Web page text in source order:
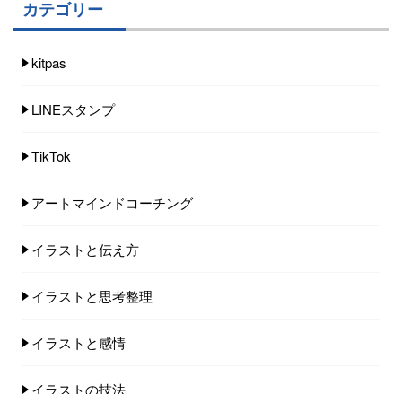
カテゴリー
kitpas
LINEスタンプ
TikTok
アートマインドコーチング
イラストと伝え方
イラストと思考整理
イラストと感情
イラストの技法